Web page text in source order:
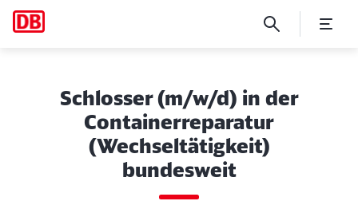
Schlosser (m/w/d) in der
Containerreparatur
(Wechseltätigkeit)
bundesweit